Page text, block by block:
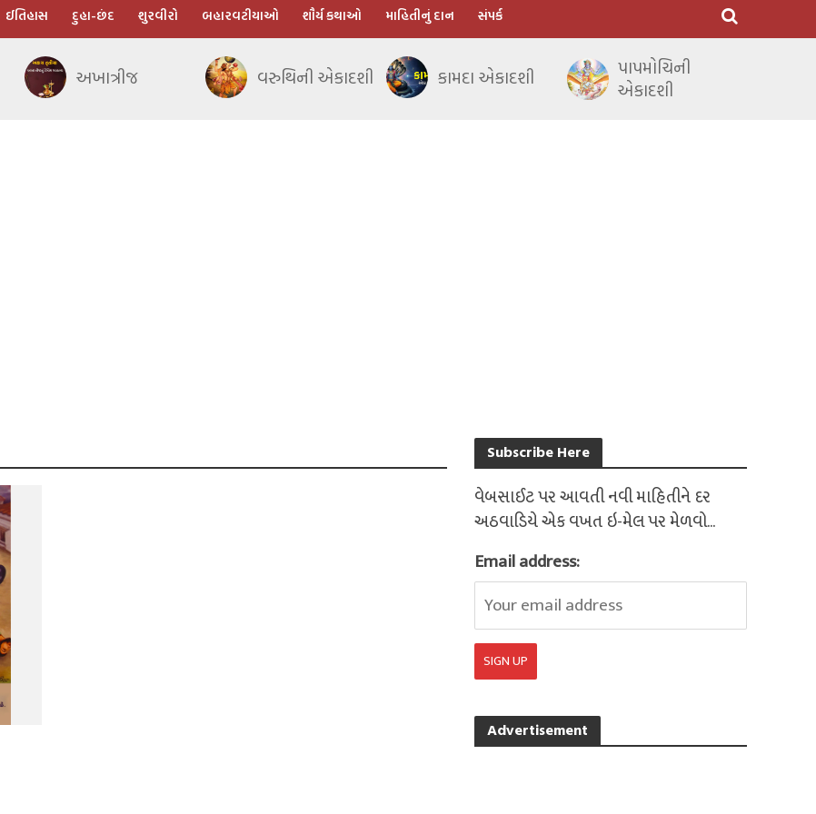
ઈતિહાસ દુહા-છંદ શુરવીરો બહારવટીયાઓ શૌર્ય કથાઓ માહિતીનું દાન સંપર્ક
અખાત્રીજ વરુથિની એકાદશી કામદા એકાદશી
પાપમોચિની
એકાદશી
Subscribe Here
વેબસાઈટ પર આવતી નવી માહિતીને દર
અઠવાડિયે એક વખત ઇ-મેલ પર મેળવો...
Email address:
Advertisement